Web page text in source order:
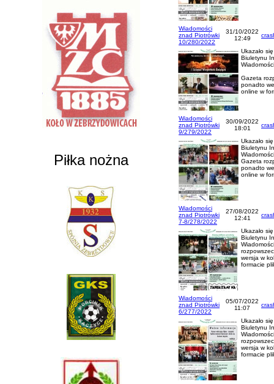
Piłka nożna
Wiadomości
znad Piotrówki
10/280/2022
31/10/2022
12:49
Ukazało
Biuletynu
Gazeta
ponadto
online w
Wiadomości
znad Piotrówki
9/279/2022
30/09/2022
18:01
Ukazało
Biuletynu
Gazeta
ponadto
online w
Wiadomości
znad Piotrówki
7-8/278/2022
27/08/2022
12:41
Ukazało
Biuletynu
wersja w
formacie
Wiadomości
znad Piotrówki
6/277/2022
05/07/2022
11:07
Ukazało
Biuletynu
wersja w
formacie